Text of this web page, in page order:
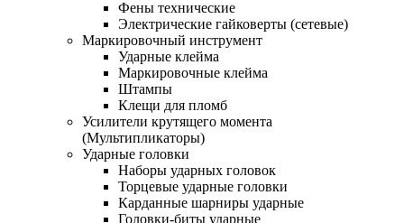
Фены технические
Электрические гайковерты (сетевые)
Маркировочный инструмент
Ударные клейма
Маркировочные клейма
Штампы
Клещи для пломб
Усилители крутящего момента
(Мультипликаторы)
Ударные головки
Наборы ударных головок
Торцевые ударные головки
Карданные шарниры ударные
Головки-биты ударные